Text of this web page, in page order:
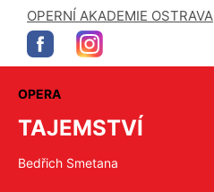
OPERNÍ AKADEMIE OSTRAVA
OPERA
TAJEMSTVÍ
Bedřich Smetana